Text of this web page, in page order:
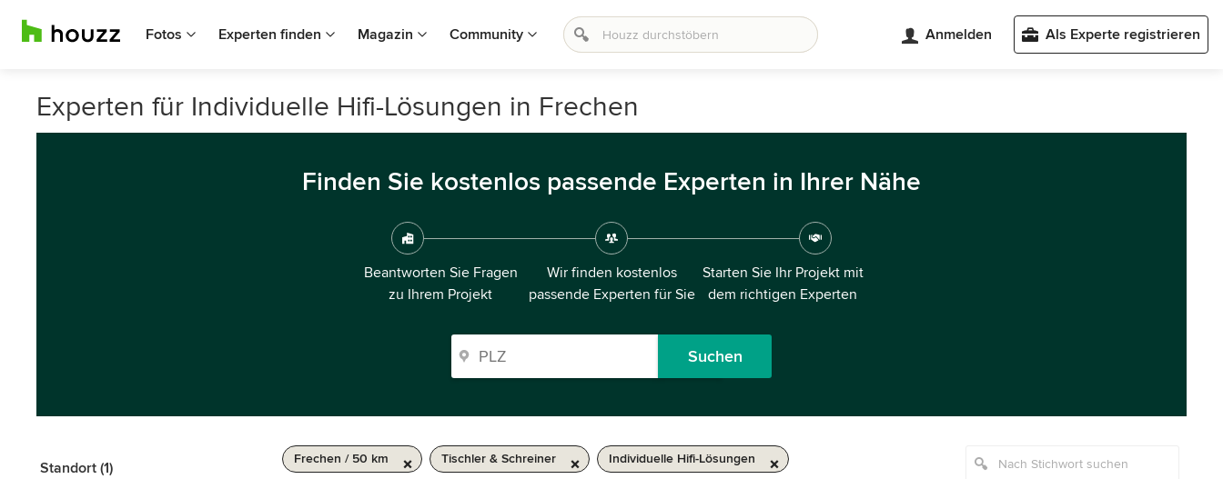
Fotos Experten finden Magazin Community Anmelden Als Experte registrieren
Experten für Individuelle Hifi-Lösungen in Frechen
Finden Sie kostenlos passende Experten in Ihrer Nähe
Beantworten Sie Fragen
zu Ihrem Projekt
Wir finden kostenlos
passende Experten für Sie
Starten Sie Ihr Projekt mit
dem richtigen Experten
Suchen
Standort (1)
Frechen / 50 km Tischler & Schreiner Individuelle Hifi-Lösungen